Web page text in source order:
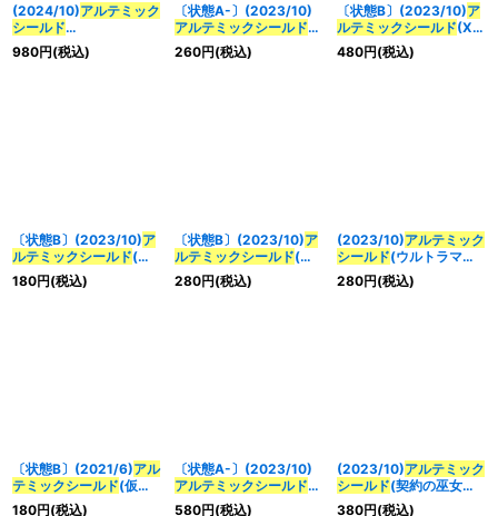
(2024/10)アルテミック
シールド
(SEEDFREEDOMイラス
ト)【-】{BS44-092}
980円(税込)
〔状態A-〕(2023/10)
アルテミックシールド
(ウルトラマンメビウス
イラスト)【C】{BS44-
260円(税込)
〔状態B〕(2023/10)ア
ルテミックシールド(Xレ
ア仕様/BSC41収録)
【C】{BS44-092}
480円(税込)
〔状態B〕(2023/10)ア
ルテミックシールド(ウ
ルトラマンメビウス イ
ラスト)【C】{BS44-
180円(税込)
〔状態B〕(2023/10)ア
ルテミックシールド(契
約の巫女トアイラスト)
【C】{BS44-092}
280円(税込)
(2023/10)アルテミック
シールド(ウルトラマン
メビウス イラスト)
【C】{BS44-092}
280円(税込)
〔状態B〕(2021/6)アル
テミックシールド(仮面
ライダーエグゼイドイラ
180円(税込)
〔状態A-〕(2023/10)
アルテミックシールド(X
レア仕様/BSC41収録)
580円(税込)
(2023/10)アルテミック
シールド(契約の巫女ト
アイラスト)【C】
380円(税込)